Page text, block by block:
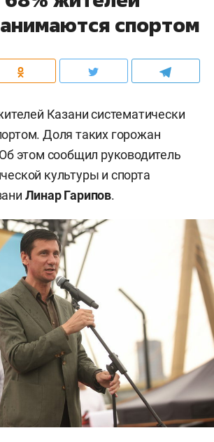
спортом
Казани систематически
Доля таких горожан
этом сообщил руководитель
культуры и спорта
Линар Гарипов.